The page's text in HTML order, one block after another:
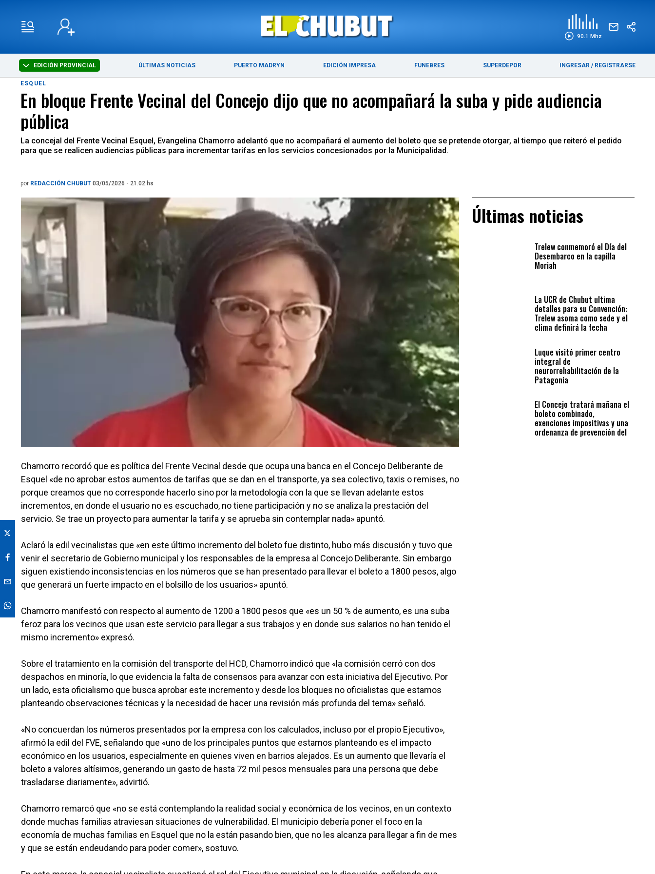
90.1 Mhz
EDICIÓN PROVINCIAL ÚLTIMAS NOTICIAS PUERTO MADRYN EDICIÓN IMPRESA FUNEBRES SUPERDEPOR INGRESAR / REGISTRARSE
ÚLTIMAS NOTICIAS PUERTO MADRYN
ESQUEL
En bloque Frente Vecinal del Concejo dijo que no acompañará la suba y pide audiencia
pública
La concejal del Frente Vecinal Esquel, Evangelina Chamorro adelantó que no acompañará el aumento del boleto que se pretende otorgar, al tiempo que reiteró el pedido
para que se realicen audiencias públicas para incrementar tarifas en los servicios concesionados por la Municipalidad.
por REDACCIÓN CHUBUT 03/05/2026 - 21.02.hs
Chamorro recordó que es política del Frente Vecinal desde que ocupa una banca en el Concejo Deliberante de
Esquel «de no aprobar estos aumentos de tarifas que se dan en el transporte, ya sea colectivo, taxis o remises, no
porque creamos que no corresponde hacerlo sino por la metodología con la que se llevan adelante estos
incrementos, en donde el usuario no es escuchado, no tiene participación y no se analiza la prestación del
servicio. Se trae un proyecto para aumentar la tarifa y se aprueba sin contemplar nada» apuntó.
Aclaró la edil vecinalistas que «en este último incremento del boleto fue distinto, hubo más discusión y tuvo que
venir el secretario de Gobierno municipal y los responsables de la empresa al Concejo Deliberante. Sin embargo
siguen existiendo inconsistencias en los números que se han presentado para llevar el boleto a 1800 pesos, algo
que generará un fuerte impacto en el bolsillo de los usuarios» apuntó.
Chamorro manifestó con respecto al aumento de 1200 a 1800 pesos que «es un 50 % de aumento, es una suba
feroz para los vecinos que usan este servicio para llegar a sus trabajos y en donde sus salarios no han tenido el
mismo incremento» expresó.
Sobre el tratamiento en la comisión del transporte del HCD, Chamorro indicó que «la comisión cerró con dos
despachos en minoría, lo que evidencia la falta de consensos para avanzar con esta iniciativa del Ejecutivo. Por
un lado, esta oficialismo que busca aprobar este incremento y desde los bloques no oficialistas que estamos
planteando observaciones técnicas y la necesidad de hacer una revisión más profunda del tema» señaló.
«No concuerdan los números presentados por la empresa con los calculados, incluso por el propio Ejecutivo»,
afirmó la edil del FVE, señalando que «uno de los principales puntos que estamos planteando es el impacto
económico en los usuarios, especialmente en quienes viven en barrios alejados. Es un aumento que llevaría el
boleto a valores altísimos, generando un gasto de hasta 72 mil pesos mensuales para una persona que debe
trasladarse diariamente», advirtió.
Chamorro remarcó que «no se está contemplando la realidad social y económica de los vecinos, en un contexto
donde muchas familias atraviesan situaciones de vulnerabilidad. El municipio debería poner el foco en la
economía de muchas familias en Esquel que no la están pasando bien, que no les alcanza para llegar a fin de mes
y que se están endeudando para poder comer», sostuvo.
Últimas noticias
Trelew conmemoró el Día del
Desembarco en la capilla
Moriah
La UCR de Chubut ultima
detalles para su Convención:
Trelew asoma como sede y el
clima definirá la fecha
Luque visitó primer centro
integral de
neurorrehabilitación de la
Patagonia
El Concejo tratará mañana el
boleto combinado,
exenciones impositivas y una
ordenanza de prevención del